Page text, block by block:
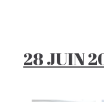
28 JUIN